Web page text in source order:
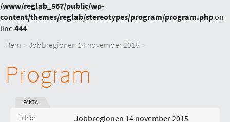
/www/reglab_567/public/wp-
content/themes/reglab/stereotypes/program/program.phpon
line444
In English
Hem Jobbregionen 14 november 2015
Program
FAKTA
Start:
Tillhör: Jobbregionen 14 november 2015